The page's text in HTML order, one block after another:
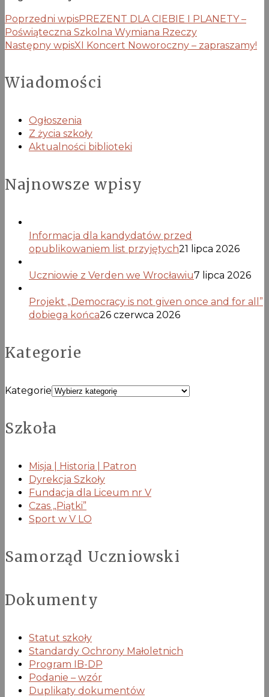
Poprzedni wpisPREZENT DLA CIEBIE I PLANETY –
Poświąteczna Szkolna Wymiana Rzeczy
Następny wpisXI Koncert Noworoczny – zapraszamy!
Wiadomości
Ogłoszenia
Z życia szkoły
Aktualności biblioteki
Najnowsze wpisy
Informacja dla kandydatów przed
opublikowaniem list przyjętych21 lipca 2026
Uczniowie z Verden we Wrocławiu7 lipca 2026
Projekt „Democracy is not given once and for all”
dobiega końca26 czerwca 2026
Kategorie
Kategorie
Szkoła
Misja | Historia | Patron
Dyrekcja Szkoły
Fundacja dla Liceum nr V
Czas „Piątki”
Sport w V LO
Samorząd Uczniowski
Dokumenty
Statut szkoły
Standardy Ochrony Małoletnich
Program IB-DP
Podanie – wzór
Duplikaty dokumentów